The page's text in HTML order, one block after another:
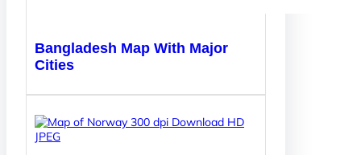
Bangladesh Map With Major
Cities